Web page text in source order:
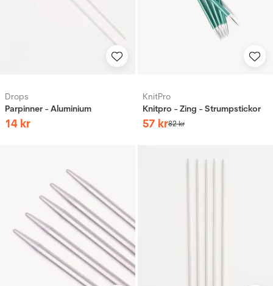
Drops
Parpinner - Aluminium
14 kr
KnitPro
Knitpro - Zing - Strumpstickor
57 kr82kr